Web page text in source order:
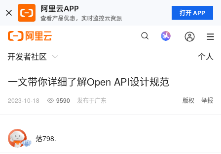
打开 APP
开发者社区 个人
一文带你详细了解Open API设计规范
2023-10-18 9590 发布于广东 版权 举报
落798.